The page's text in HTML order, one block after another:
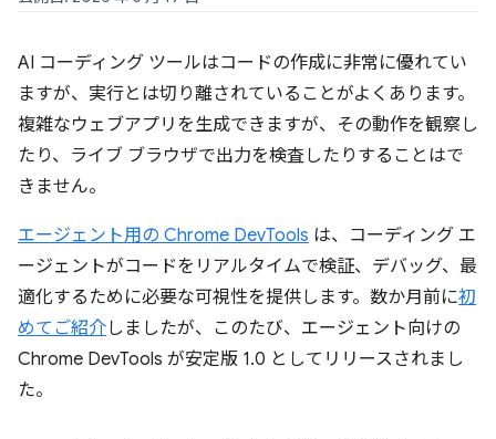
AI コーディング ツールはコードの作成に非常に優れてい
ますが、実行とは切り離されていることがよくあります。
複雑なウェブアプリを生成できますが、その動作を観察し
たり、ライブ ブラウザで出力を検査したりすることはで
きません。
エージェント用の Chrome DevTools は、コーディング エ
ージェントがコードをリアルタイムで検証、デバッグ、最
適化するために必要な可視性を提供します。数か月前に初
めてご紹介しましたが、このたび、エージェント向けの
Chrome DevTools が安定版 1.0 としてリリースされまし
た。